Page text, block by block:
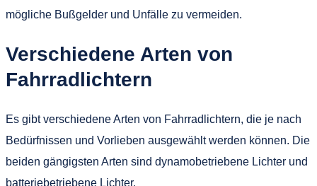
mögliche Bußgelder und Unfälle zu vermeiden.
Verschiedene Arten von
Fahrradlichtern
Es gibt verschiedene Arten von Fahrradlichtern, die je nach
Bedürfnissen und Vorlieben ausgewählt werden können. Die
beiden gängigsten Arten sind dynamobetriebene Lichter und
batteriebetriebene Lichter.